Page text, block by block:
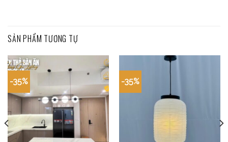
SẢN PHẨM TƯƠNG TỰ
-35% -35%